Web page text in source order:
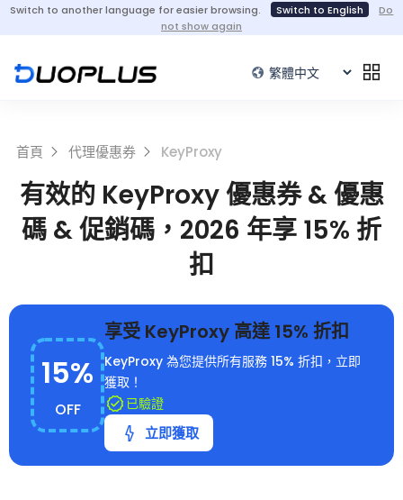
Switch to another language for easier browsing. Switch to English
Do
not show again
首頁 代理優惠券 KeyProxy
有效的 KeyProxy 優惠券 & 優惠
碼 & 促銷碼，2026 年享 15% 折
扣
15%
OFF
享受 KeyProxy 高達 15% 折扣
KeyProxy 為您提供所有服務 15% 折扣，立即
獲取！
已驗證
立即獲取